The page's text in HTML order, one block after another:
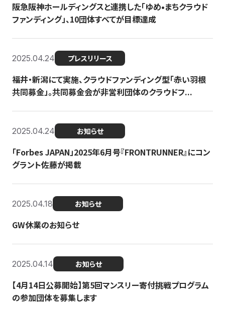
阪急阪神ホールディングスと連携した「ゆめ•まちクラウド
ファンディング」、10団体すべてが目標達成
2025.04.24 プレスリリース
福井・新潟にて実施、クラウドファンディング型「赤い羽根
共同募金」。共同募金会が非営利団体のクラウドフ...
2025.04.24 お知らせ
「Forbes JAPAN」2025年6月号『FRONTRUNNER』にコン
グラント佐藤が掲載
2025.04.18 お知らせ
GW休業のお知らせ
2025.04.14 お知らせ
【4月14日公募開始】第5回マンスリー寄付挑戦プログラム
の参加団体を募集します